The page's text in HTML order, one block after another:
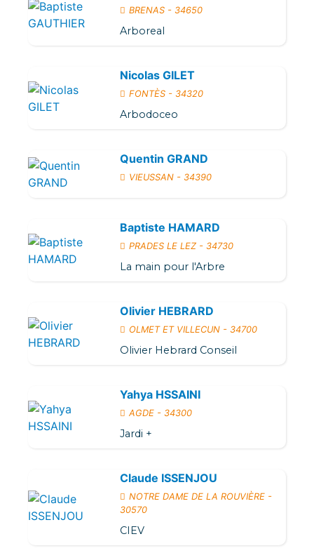
BRENAS - 34650
Arboreal
Nicolas GILET
FONTÈS - 34320
Arbodoceo
Quentin GRAND
VIEUSSAN - 34390
Baptiste HAMARD
PRADES LE LEZ - 34730
La main pour l'Arbre
Olivier HEBRARD
OLMET ET VILLECUN - 34700
Olivier Hebrard Conseil
Yahya HSSAINI
AGDE - 34300
Jardi +
Claude ISSENJOU
NOTRE DAME DE LA ROUVIÈRE -
30570
CIEV